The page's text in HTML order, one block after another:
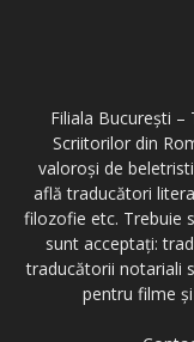
Filiala București –
Scriitorilor din
valoroși de
află traducători
filozofie etc. Trebuie
sunt acceptați:
traducătorii notariali
pentru filme